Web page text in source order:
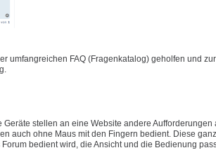
umfangreichen FAQ (Fragenkatalog) geholfen und
stellen an eine Website andere
auch ohne Maus mit den Fingern bedient. Diese
bedient wird, die Ansicht und die Bedienung